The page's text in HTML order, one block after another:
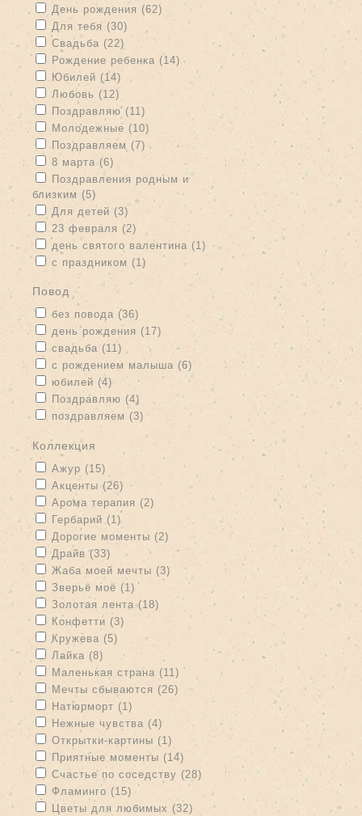
Apply День рождения filter
День рождения (62) Apply День рождения filter
Apply Для тебя filter
Для тебя (30)
Apply Свадьба filter
Свадьба (22) Apply Свадьба filter
Apply Рождение ребенка filter
Рождение ребенка (14) Apply Рождение ребенка filter
Apply Юбилей filter
Юбилей (14) Apply Юбилей filter
Apply Любовь filter
Любовь (12) Apply Любовь filter
Apply Поздравляю filter
Поздравляю (11) Apply Поздравляю filter
Apply Молодежные filter
Молодежные (10) Apply Молодежные filter
Apply Поздравляем filter
Поздравляем (7) Apply Поздравляем filter
Apply 8 марта filter
8 марта (6)
Apply Поздравления родным и близким filter
Поздравления родным и
близким (5) Apply Поздравления родным и близким filter
Apply Для детей filter
Для детей (3)Apply Для детей filter
Apply 23 февраля filter
23 февраля (2)
Apply день святого валентина filter
день святого валентина (1) Apply день святого
валентина filter
Apply с праздником filter
с праздником (1) Apply с праздником filter
Повод
Apply без повода filter
без повода (36) Apply без повода filter
Apply день рождения filter
день рождения (17) Apply день рождения filter
Apply свадьба filter
свадьба (11) Apply свадьба filter
Apply с рождением малыша filter
с рождением малыша (6) Apply с рождением малыша
Apply юбилей filter
юбилей (4) Apply юбилей filter
Apply Поздравляю filter
Поздравляю (4) Apply Поздравляю filter
Apply поздравляем filter
поздравляем (3) Apply поздравляем filter
Коллекция
Apply Ажур filter
Ажур (15) Apply Ажур filter
Apply Акценты filter
Акценты (26) Apply Акценты filter
Apply Арома терапия filter
Арома терапия (2) Apply Арома терапия filter
Apply Гербарий filter
Гербарий (1)
Apply Дорогие моменты filter
Дорогие моменты (2) Apply Дорогие моменты filter
Apply Драйв filter
Драйв (33) Apply Драйв filter
Apply Жаба моей мечты filter
Жаба моей мечты (3) Apply Жаба моей мечты filter
Apply Зверьё моё filter
Зверьё моё (1) Apply Зверьё моё filter
Apply Золотая лента filter
Золотая лента (18) Apply Золотая лента filter
Apply Конфетти filter
Конфетти (3) Apply Конфетти filter
Apply Кружева filter
Кружева (5) Apply Кружева filter
Apply Лайка filter
Лайка (8) Apply Лайка filter
Apply Маленькая страна filter
Маленькая страна (11) Apply Маленькая страна filter
Apply Мечты сбываются filter
Мечты сбываются (26) Apply Мечты сбываются filter
Apply Натюрморт filter
Натюрморт (1) Apply Натюрморт filter
Apply Нежные чувства filter
Нежные чувства (4) Apply Нежные чувства filter
Apply Открытки-картины filter
Открытки-картины (1)
Apply Приятные моменты filter
Приятные моменты (14) Apply Приятные моменты filter
Apply Счастье по соседству filter
Счастье по соседству (28) Apply Счастье по соседству
Apply Фламинго filter
Фламинго (15) Apply Фламинго filter
Apply Цветы для любимых filter
Цветы для любимых (32) Apply Цветы для любимых